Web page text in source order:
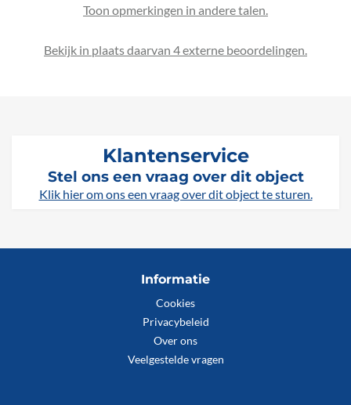
Bekijk in plaats daarvan 4 externe beoordelingen.
Klantenservice
Stel ons een vraag over dit object
Klik hier om ons een vraag over dit object te sturen.
Informatie
Cookies
Privacybeleid
Over ons
Veelgestelde vragen